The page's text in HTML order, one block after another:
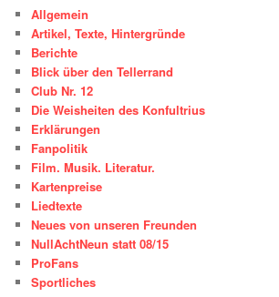
Allgemein
Artikel, Texte, Hintergründe
Berichte
Blick über den Tellerrand
Club Nr. 12
Die Weisheiten des Konfultrius
Erklärungen
Fanpolitik
Film. Musik. Literatur.
Kartenpreise
Liedtexte
Neues von unseren Freunden
NullAchtNeun statt 08/15
ProFans
Sportliches